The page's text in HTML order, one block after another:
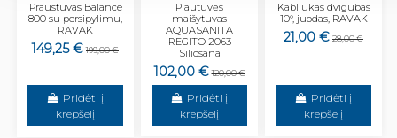
Praustuvas Balance
800 su persipylimu,
RAVAK
149,25 € 199,00 €
Pridėti į
krepšelį
Plautuvės
maišytuvas
AQUASANITA
REGITO 2063
Silicsana
102,00 € 120,00 €
Pridėti į
krepšelį
Kabliukas dvigubas
10°, juodas, RAVAK
21,00 € 28,00 €
Pridėti į
krepšelį